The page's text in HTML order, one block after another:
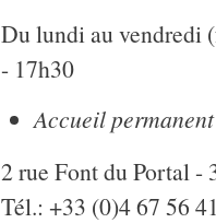
Du lundi au vendredi
- 17h30
Accueil
2 rue Font du Portal -
Tél.: +33 (0)4 67 56